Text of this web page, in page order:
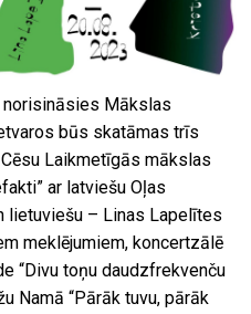
norisināsies Mākslas
būs skatāmas trīs
Laikmetīgās mākslas
ar latviešu Oļas
lietuviešu – Linas Lapelītes
meklējumiem, koncertzālē
“Divu toņu daudzfrekvenču
Namā “Pārāk tuvu, pārāk